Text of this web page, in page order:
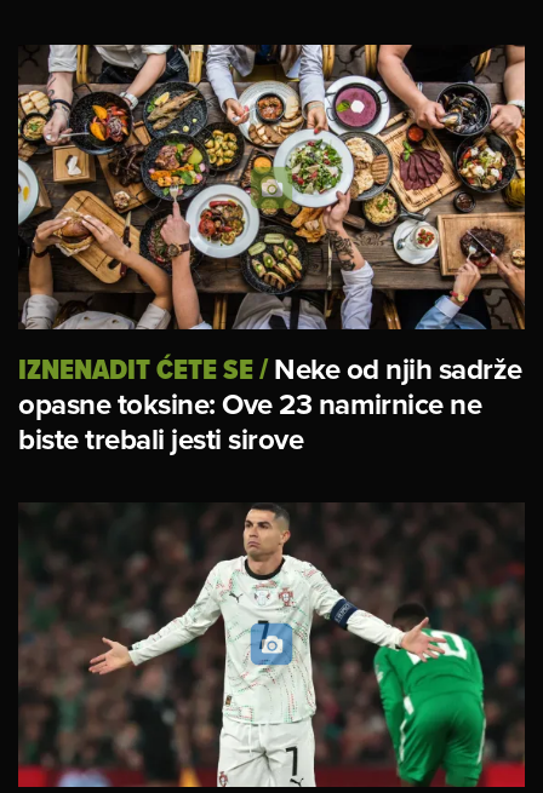
IZNENADIT ĆETE SE/Neke od njih sadrže
opasne toksine: Ove 23 namirnice ne
biste trebali jesti sirove